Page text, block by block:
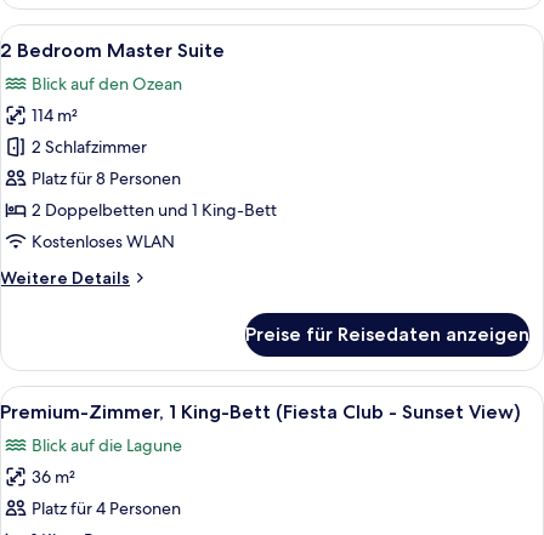
Alle
Fotos
für
2
Bedroom
Master
Suite
anzeigen
Ein modernes Badezimmer mit
13
2 Bedroom Master Suite
Blick auf den Ozean
114 m²
2 Schlafzimmer
Platz für 8 Personen
2 Doppelbetten und 1 King-Bett
Kostenloses WLAN
Weitere Details
Weitere
Bedroom
Master
Suite
Preise für Reisedaten anzeigen
Alle
Fotos
für
Premium-
Zimmer,
Ein Hotelzimmer mit Bett,
7
Premium-Zimmer, 1 King-Bett (Fiesta Club - Sunset View)
Blick auf die Lagune
36 m²
Platz für 4 Personen